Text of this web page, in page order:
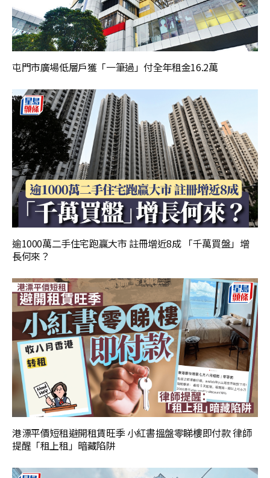
屯門市廣場低層戶獲「一筆過」付全年租金16.2萬
逾1000萬二手住宅跑贏大市 註冊增近8成 「千萬買盤」增
長何來？
港漂平價短租避開租賃旺季 小紅書搵盤零睇樓即付款 律師
提醒「租上租」暗藏陷阱